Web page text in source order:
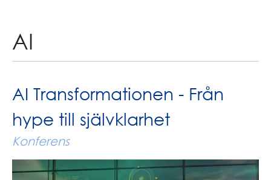
AI
AI Transformationen - Från
hype till självklarhet
Konferens